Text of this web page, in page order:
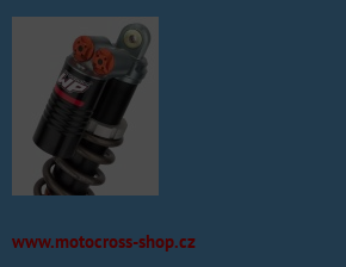
www.motocross-shop.cz